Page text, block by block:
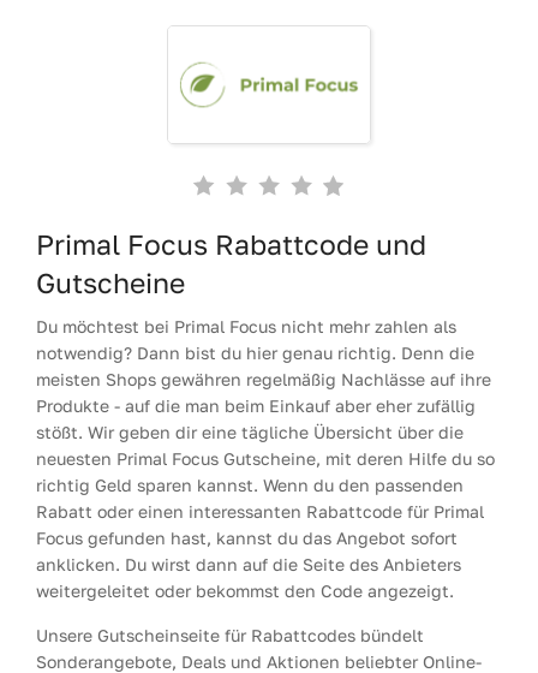
Primal Focus Rabattcode und
Gutscheine
Du möchtest bei Primal Focus nicht mehr zahlen als
notwendig? Dann bist du hier genau richtig. Denn die
meisten Shops gewähren regelmäßig Nachlässe auf ihre
Produkte - auf die man beim Einkauf aber eher zufällig
stößt. Wir geben dir eine tägliche Übersicht über die
neuesten Primal Focus Gutscheine, mit deren Hilfe du so
richtig Geld sparen kannst. Wenn du den passenden
Rabatt oder einen interessanten Rabattcode für Primal
Focus gefunden hast, kannst du das Angebot sofort
anklicken. Du wirst dann auf die Seite des Anbieters
weitergeleitet oder bekommst den Code angezeigt.
Unsere Gutscheinseite für Rabattcodes bündelt
Sonderangebote, Deals und Aktionen beliebter Online-